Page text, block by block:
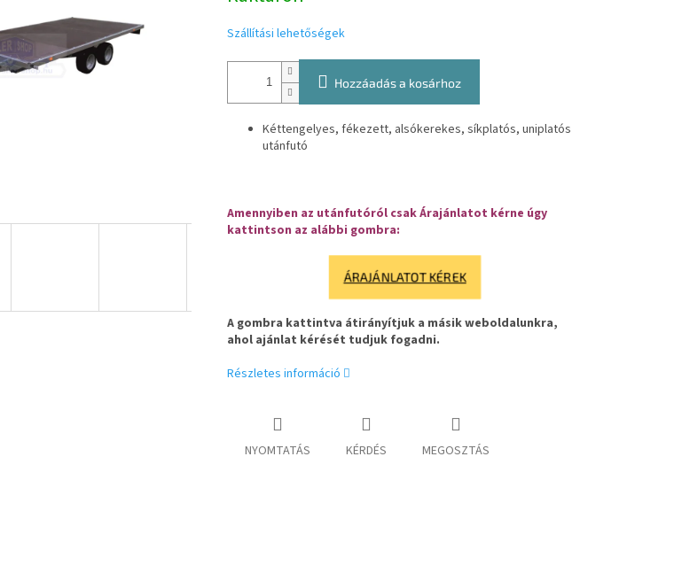
Szállítási lehetőségek
Hozzáadás a kosárhoz
Kéttengelyes, fékezett, alsókerekes, síkplatós, uniplatós
utánfutó
Amennyiben az utánfutóról csak Árajánlatot kérne úgy
kattintson az alábbi gombra:
ÁRAJÁNLATOT KÉREK
A gombra kattintva átirányítjuk a másik weboldalunkra,
ahol ajánlat kérését tudjuk fogadni.
Részletes információ
NYOMTATÁS KÉRDÉS MEGOSZTÁS